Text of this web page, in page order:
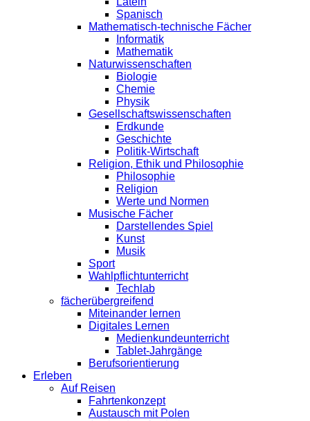
Spanisch
Mathematisch-technische Fächer
Informatik
Mathematik
Naturwissenschaften
Biologie
Chemie
Physik
Gesellschaftswissenschaften
Erdkunde
Geschichte
Politik-Wirtschaft
Religion, Ethik und Philosophie
Philosophie
Religion
Werte und Normen
Musische Fächer
Darstellendes Spiel
Kunst
Musik
Sport
Wahlpflichtunterricht
Techlab
fächerübergreifend
Miteinander lernen
Digitales Lernen
Medienkundeunterricht
Tablet-Jahrgänge
Berufsorientierung
Erleben
Auf Reisen
Fahrtenkonzept
Austausch mit Polen